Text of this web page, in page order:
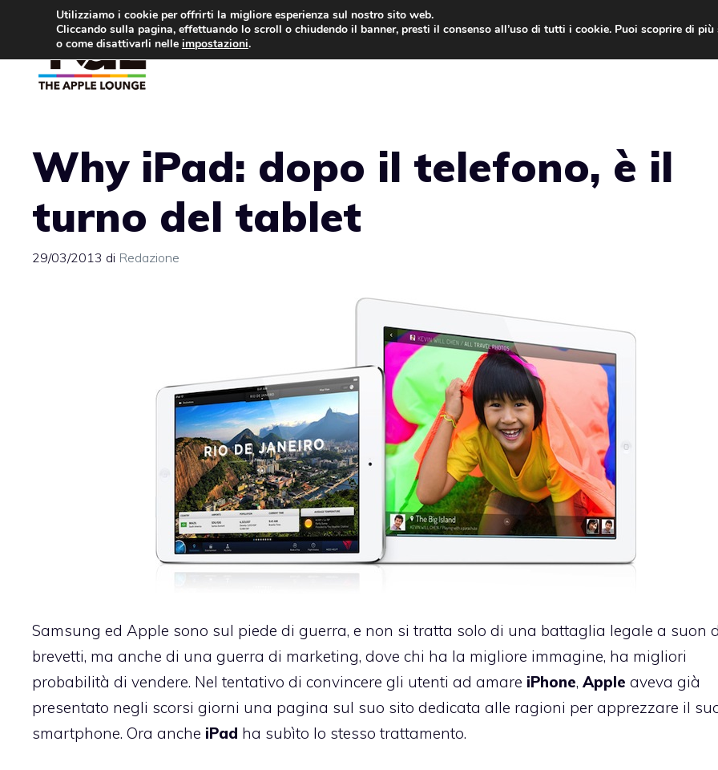
contenuto
Why iPad: dopo il telefono, è il
turno del tablet
29/03/2013 di Redazione
Samsung ed Apple sono sul piede di guerra, e non si tratta solo di una battaglia legale a suon
brevetti, ma anche di una guerra di marketing, dove chi ha la migliore immagine, ha migliori
probabilità di vendere. Nel tentativo di convincere gli utenti ad amare iPhone, Apple aveva già
presentato negli scorsi giorni una pagina sul suo sito dedicata alle ragioni per apprezzare il
smartphone. Ora anche iPad ha subìto lo stesso trattamento.
Utilizziamo i cookie per offrirti la migliore esperienza sul nostro sito web.
Cliccando sulla pagina, effettuando lo scroll o chiudendo il banner, presti il consenso all’uso di tutti i cookie. Puoi scoprire di
o come disattivarli nelle impostazioni.